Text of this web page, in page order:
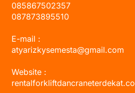
085867502357
087873895510
E-mail :
atyarizkysemesta@gmail.com
Website :